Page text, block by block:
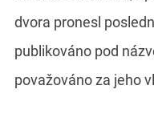
dvora pronesl
publikováno pod
považováno za jeho